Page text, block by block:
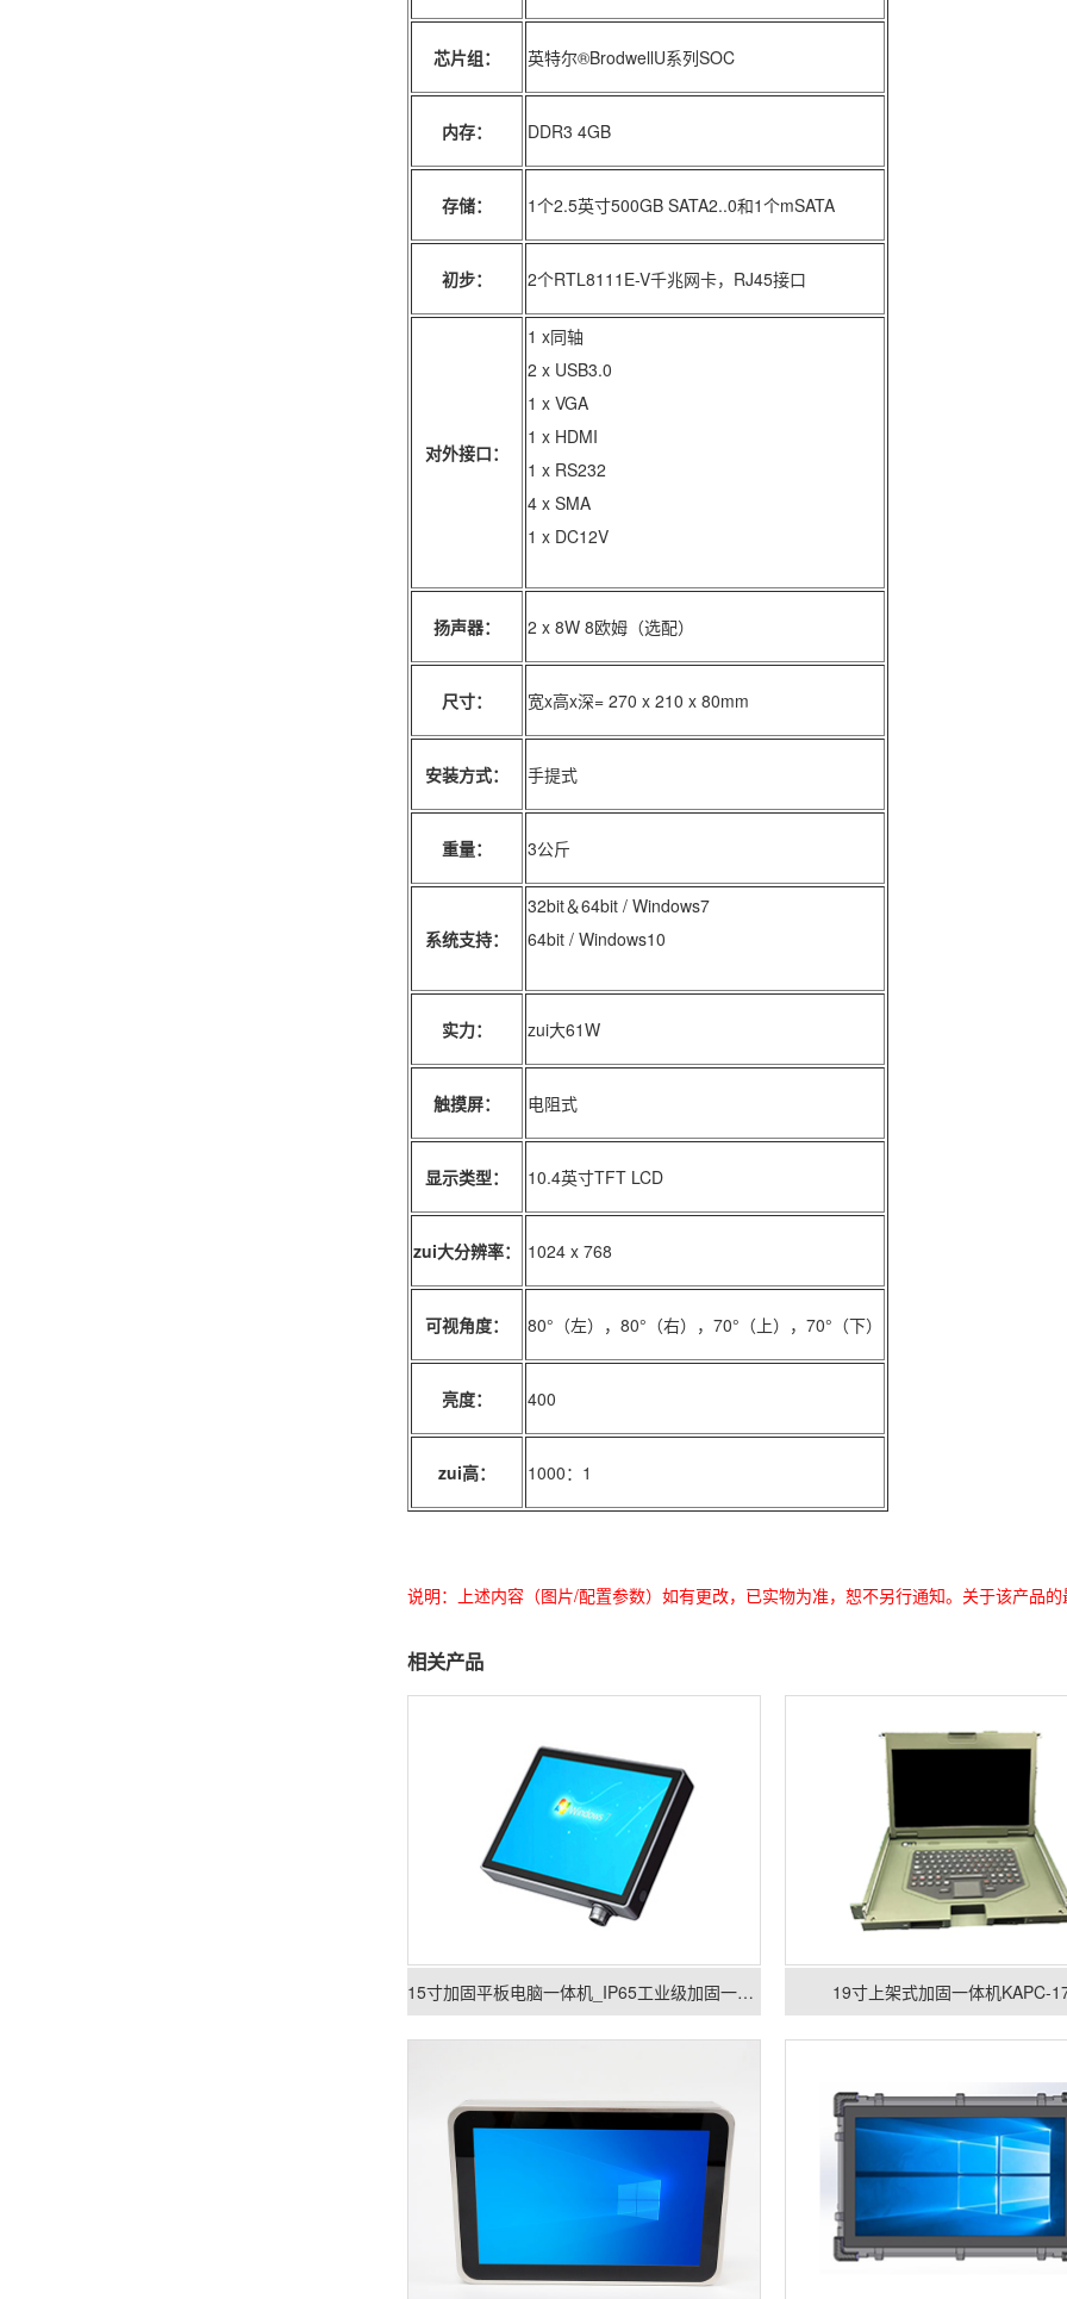
芯片组： 英特尔®BrodwellU系列SOC
内存： DDR3 4GB
存储： 1个2.5英寸500GB SATA2..0和1个mSATA
初步： 2个RTL8111E-V千兆网卡，RJ45接口
对外接口：
1 x同轴
2 x USB3.0
1 x VGA
1 x HDMI
1 x RS232
4 x SMA
1 x DC12V
扬声器： 2 x 8W 8欧姆（选配）
尺寸： 宽x高x深= 270 x 210 x 80mm
安装方式： 手提式
重量： 3公斤
系统支持：
32bit＆64bit / Windows7
64bit / Windows10
实力： zui大61W
触摸屏： 电阻式
显示类型： 10.4英寸TFT LCD
zui大分辨率： 1024 x 768
可视角度： 80°（左），80°（右），70°（上），70°（下）
亮度： 400
zui高： 1000：1
说明：上述内容（图片/配置参数）如有更改，已实物为准，恕不另行通知。关于该产品的
相关产品
15寸加固平板电脑一体机_IP65工业级加固一体机 19寸上架式加固一体机KAPC-